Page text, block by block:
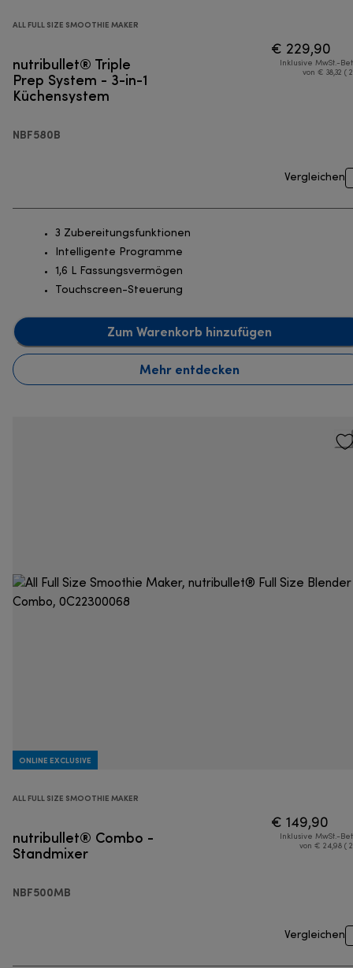
ALL FULL SIZE SMOOTHIE MAKER
nutribullet® Triple
Prep System - 3-in-1
Küchensystem
NBF580B
€ 229,90
Inklusive MwSt.-
von € 38,32 (
Vergleichen
3 Zubereitungsfunktionen
Intelligente Programme
1,6 L Fassungsvermögen
Touchscreen-Steuerung
Zum Warenkorb hinzufügen
Mehr entdecken
ONLINE EXCLUSIVE
ALL FULL SIZE SMOOTHIE MAKER
nutribullet® Combo -
Standmixer
NBF500MB
€ 149,90
Inklusive MwSt.-
von € 24,98 (
Vergleichen